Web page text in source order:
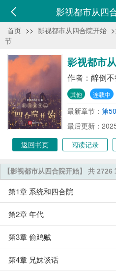
影视都市从四
首页 >> 影视都市从四合院开始
节
影视都市
作者： 醉倒
其他 连载中
最新章节： 第
最后更新：
返回书页
阅读记录
【影视都市从四合院开始】 共 2726
第1章 系统和四合院
第2章 年代
第3章 偷鸡贼
第4章 兄妹谈话